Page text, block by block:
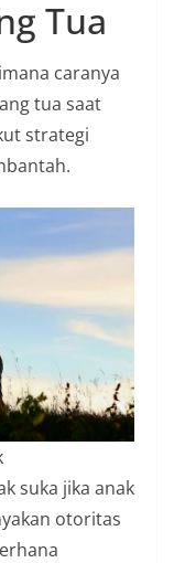
Tua
caranya
tua saat
strategi
suka jika anak
otoritas